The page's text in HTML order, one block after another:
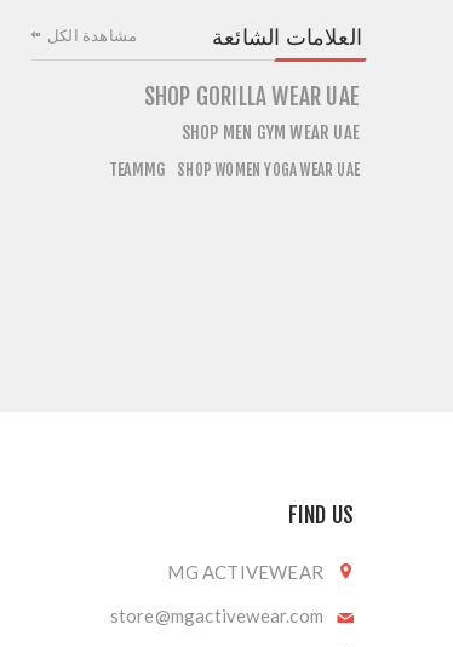
العلامات الشائعة
SHOP GORILLA WEAR UAE
SHOP MEN GYM WEAR UAE
SHOP WOMEN YOGA WEAR UAE
TEAMMG
مشاهدة الكل
FIND US
MG ACTIVEWEAR
store@mgactivewear.com